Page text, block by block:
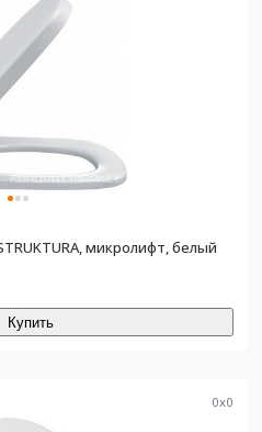
микролифт, белый
Купить
0x0